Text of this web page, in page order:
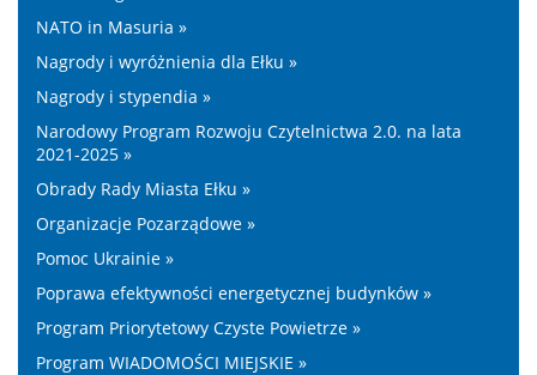
NATO in Masuria »
Nagrody i wyróżnienia dla Ełku »
Nagrody i stypendia »
Narodowy Program Rozwoju Czytelnictwa 2.0. na lata
2021-2025 »
Obrady Rady Miasta Ełku »
Organizacje Pozarządowe »
Pomoc Ukrainie »
Poprawa efektywności energetycznej budynków »
Program Priorytetowy Czyste Powietrze »
Program WIADOMOŚCI MIEJSKIE »